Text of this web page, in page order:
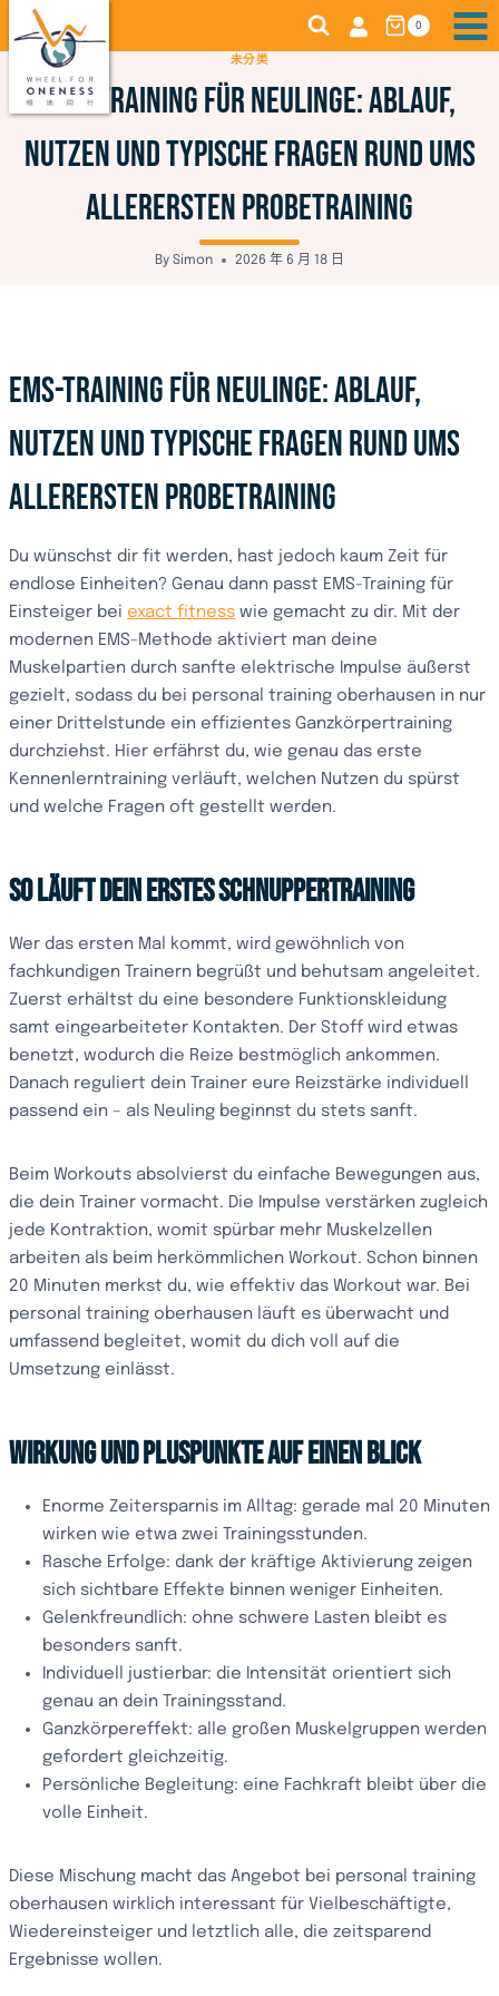
to
content
0
未分类
EMS-Training für Neulinge: Ablauf,
Nutzen und typische Fragen rund ums
allerersten Probetraining
By Simon 2026 年 6 月 18 日
EMS-Training für Neulinge: Ablauf,
Nutzen und typische Fragen rund ums
allerersten Probetraining
Du wünschst dir fit werden, hast jedoch kaum Zeit für
endlose Einheiten? Genau dann passt EMS-Training für
Einsteiger bei exact fitness wie gemacht zu dir. Mit der
modernen EMS-Methode aktiviert man deine
Muskelpartien durch sanfte elektrische Impulse äußerst
gezielt, sodass du bei personal training oberhausen in nur
einer Drittelstunde ein effizientes Ganzkörpertraining
durchziehst. Hier erfährst du, wie genau das erste
Kennenlerntraining verläuft, welchen Nutzen du spürst
und welche Fragen oft gestellt werden.
So läuft dein erstes Schnuppertraining
Wer das ersten Mal kommt, wird gewöhnlich von
fachkundigen Trainern begrüßt und behutsam angeleitet.
Zuerst erhältst du eine besondere Funktionskleidung
samt eingearbeiteter Kontakten. Der Stoff wird etwas
benetzt, wodurch die Reize bestmöglich ankommen.
Danach reguliert dein Trainer eure Reizstärke individuell
passend ein – als Neuling beginnst du stets sanft.
Beim Workouts absolvierst du einfache Bewegungen aus,
die dein Trainer vormacht. Die Impulse verstärken zugleich
jede Kontraktion, womit spürbar mehr Muskelzellen
arbeiten als beim herkömmlichen Workout. Schon binnen
20 Minuten merkst du, wie effektiv das Workout war. Bei
personal training oberhausen läuft es überwacht und
umfassend begleitet, womit du dich voll auf die
Umsetzung einlässt.
Wirkung und Pluspunkte auf einen Blick
Enorme Zeitersparnis im Alltag: gerade mal 20 Minuten
wirken wie etwa zwei Trainingsstunden.
Rasche Erfolge: dank der kräftige Aktivierung zeigen
sich sichtbare Effekte binnen weniger Einheiten.
Gelenkfreundlich: ohne schwere Lasten bleibt es
besonders sanft.
Individuell justierbar: die Intensität orientiert sich
genau an dein Trainingsstand.
Ganzkörpereffekt: alle großen Muskelgruppen werden
gefordert gleichzeitig.
Persönliche Begleitung: eine Fachkraft bleibt über die
volle Einheit.
Diese Mischung macht das Angebot bei personal training
oberhausen wirklich interessant für Vielbeschäftigte,
Wiedereinsteiger und letztlich alle, die zeitsparend
Ergebnisse wollen.